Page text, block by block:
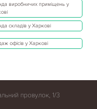
виробничих приміщень у
складів у Харкові
офісів у Харкові
провулок, 1/3